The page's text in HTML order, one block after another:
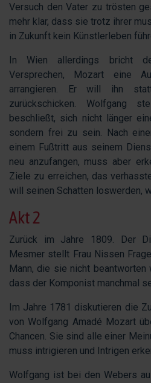
Versuch den Vater zu trösten
mehr klar, dass sie trotz ihrer
in Zukunft kein Künstlerleben
In Wien allerdings bricht
Versprechen, Mozart eine
arrangieren. Er will ihn
zurückschicken. Wolfgang
beschließt, sich nicht länger
sondern frei zu sein. Nach
einem Fußtritt aus seinem
neu anzufangen, muss aber
Ziele zu erreichen, das
will seinen Schatten loswerden,
Akt 2
Zurück im Jahre 1809. Der
Mesmer stellt Frau Nissen
Mann, die sie nicht beantworten
dass der Komponist manchmal
Im Jahre 1781 diskutieren die
von Wolfgang Amadé Mozart
Chancen. Sie sind alle einer
muss intrigieren und Intrigen
Wolfgang ist bei den Webers